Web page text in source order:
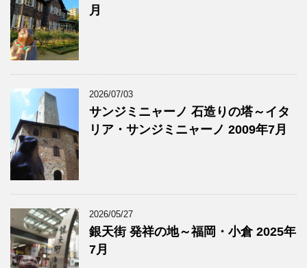
月
2026/07/03
サンジミニャーノ 石造りの塔～イタ
リア・サンジミニャーノ 2009年7月
2026/05/27
銀天街 発祥の地～福岡・小倉 2025年
7月